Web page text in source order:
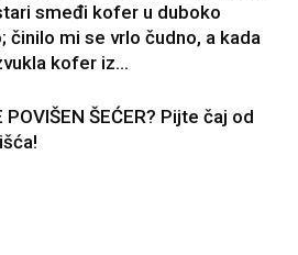
smeđi kofer u duboko
činilo mi se vrlo čudno, a kada
kofer iz...
POVIŠEN ŠEĆER? Pijte čaj od